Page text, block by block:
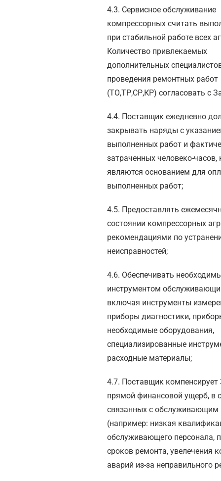
4.3. Сервисное обслуживание
компрессорных считать
при стабильной работе всех
Количество привлекаемых
дополнительных
проведения ремонтных работ
(ТО,ТР,СР,КР) согласовать с
4.4. Поставщик ежедневно
закрывать наряды с
выполненных работ и
затраченных человеко-часов,
являются основанием для
выполненных работ;
4.5. Предоставлять
состоянии компрессорных
рекомендациями по
неисправностей;
4.6. Обеспечивать
инструментом
включая инструменты
приборы диагностики,
необходимые оборудования,
специализированные
расходные материалы;
4.7. Поставщик компенсирует
прямой финансовой ущерб, в
связанных с обслуживающим
(например: низкая
обслуживающего персонала,
сроков ремонта, увелечения
аварий из-за неправильного